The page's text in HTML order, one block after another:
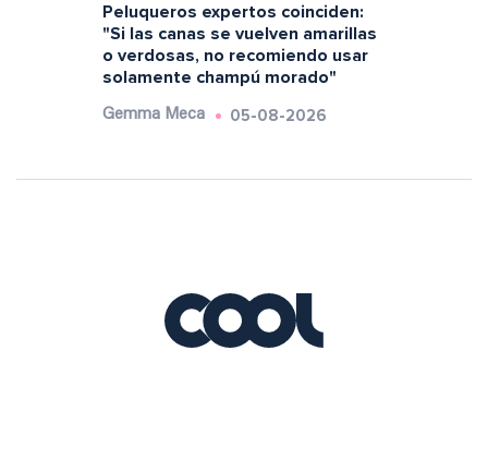
Peluqueros expertos coinciden:
"Si las canas se vuelven amarillas
o verdosas, no recomiendo usar
solamente champú morado"
Gemma Meca 05-08-2026